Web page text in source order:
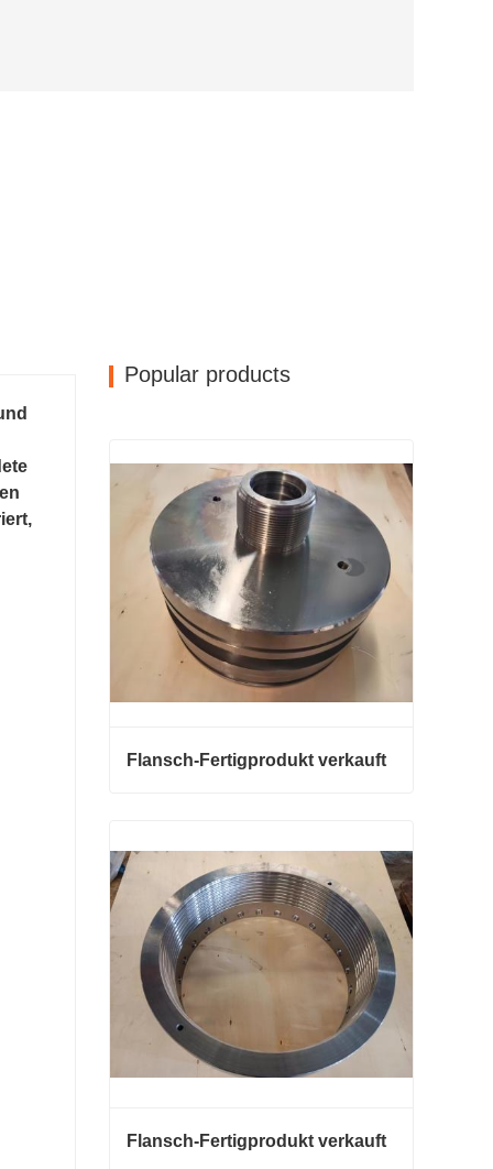
Popular products
Flansch-Fertigprodukt verkauft
Jetzt Kontakt aufnehmen
Flansch-Fertigprodukt verkauft